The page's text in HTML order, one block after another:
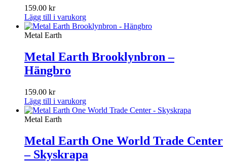
159.00 kr
Lägg till i varukorg
Metal Earth
Metal Earth Brooklynbron –
Hängbro
159.00 kr
Lägg till i varukorg
Metal Earth
Metal Earth One World Trade Center
– Skyskrapa